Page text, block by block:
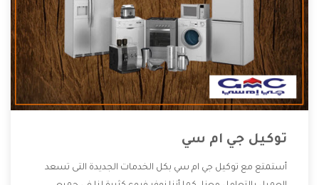
توكيل جي ام سي
أستمتع مع توكيل جي ام سي بكل الخدمات الجديدة التى تسعد